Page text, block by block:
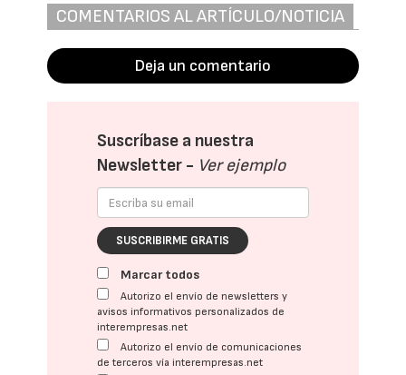
COMENTARIOS AL ARTÍCULO/NOTICIA
Deja un comentario
Suscríbase a nuestra
Newsletter - Ver ejemplo
SUSCRIBIRME GRATIS
Marcar todos
Autorizo el envío de newsletters y
avisos informativos personalizados de
interempresas.net
Autorizo el envío de comunicaciones
de terceros vía interempresas.net